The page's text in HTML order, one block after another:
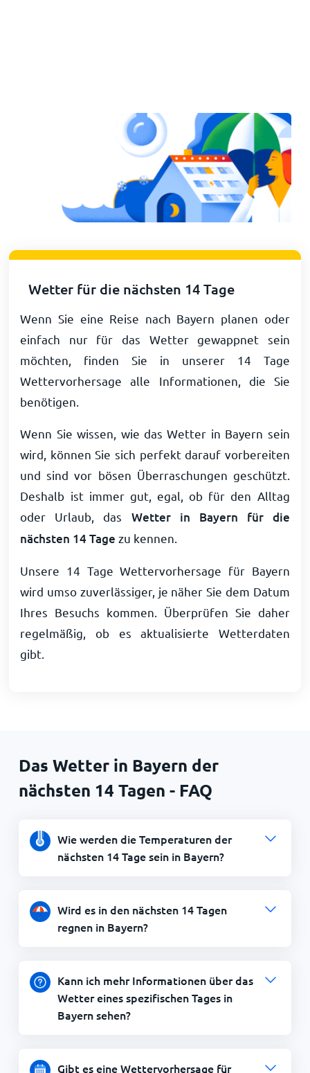
Wetter für die nächsten 14 Tage
Wenn Sie eine Reise nach Bayern planen oder
einfach nur für das Wetter gewappnet sein
möchten, finden Sie in unserer 14 Tage
Wettervorhersage alle Informationen, die Sie
benötigen.
Wenn Sie wissen, wie das Wetter in Bayern sein
wird, können Sie sich perfekt darauf vorbereiten
und sind vor bösen Überraschungen geschützt.
Deshalb ist immer gut, egal, ob für den Alltag
oder Urlaub, das Wetter in Bayern für die
nächsten 14 Tage zu kennen.
Unsere 14 Tage Wettervorhersage für Bayern
wird umso zuverlässiger, je näher Sie dem Datum
Ihres Besuchs kommen. Überprüfen Sie daher
regelmäßig, ob es aktualisierte Wetterdaten
gibt.
Das Wetter in Bayern der
nächsten 14 Tagen - FAQ
Wie werden die Temperaturen der
nächsten 14 Tage sein in Bayern?
Wird es in den nächsten 14 Tagen
regnen in Bayern?
Kann ich mehr Informationen über das
Wetter eines spezifischen Tages in
Bayern sehen?
Gibt es eine Wettervorhersage für